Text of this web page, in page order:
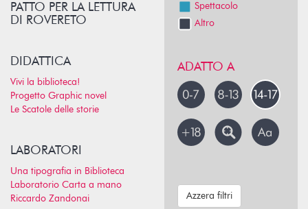
PATTO PER LA LETTURA
DI ROVERETO
DIDATTICA
Vivi la biblioteca!
Progetto Graphic novel
Le Scatole delle storie
LABORATORI
Una tipografia in Biblioteca
Laboratorio Carta a mano
Riccardo Zandonai
Spettacolo
Altro
ADATTO A
Azzera filtri